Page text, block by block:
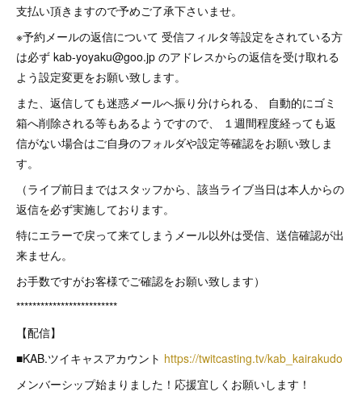
支払い頂きますので予めご了承下さいませ。
※予約メールの返信について 受信フィルタ等設定をされている方
は必ず kab-yoyaku@goo.jp のアドレスからの返信を受け取れる
よう設定変更をお願い致します。
また、返信しても迷惑メールへ振り分けられる、 自動的にゴミ
箱へ削除される等もあるようですので、 １週間程度経っても返
信がない場合はご自身のフォルダや設定等確認をお願い致しま
す。
（ライブ前日まではスタッフから、該当ライブ当日は本人からの
返信を必ず実施しております。
特にエラーで戻って来てしまうメール以外は受信、送信確認が出
来ません。
お手数ですがお客様でご確認をお願い致します）
*************************
【配信】
■KAB.ツイキャスアカウント https://twitcasting.tv/kab_kairakudo
メンバーシップ始まりました！応援宜しくお願いします！